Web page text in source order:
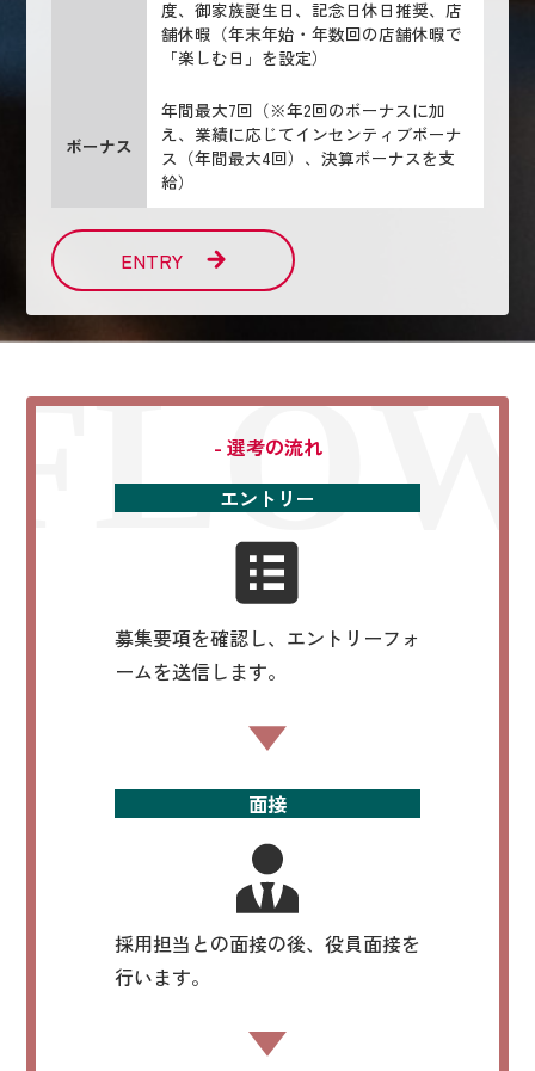
度、御家族誕生日、記念日休日推奨、店
舗休暇（年末年始・年数回の店舗休暇で
「楽しむ日」を設定）
ボーナス
年間最大7回（※年2回のボーナスに加
え、業績に応じてインセンティブボーナ
ス（年間最大4回）、決算ボーナスを支
給）
ENTRY
- 選考の流れ
エントリー
募集要項を確認し、エントリーフォ
ームを送信します。
面接
採用担当との面接の後、役員面接を
行います。